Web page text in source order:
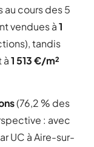
au cours des 5
vendues à1
tandis
à1 513 €/m²
(76,2 % des
: avec
UC à Aire-sur-